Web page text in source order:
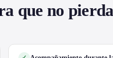
que no